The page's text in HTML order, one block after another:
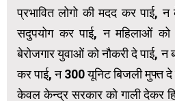
प्रभावित लोगो की मदद कर पाई, न
सदुपयोग कर पाई, न महिलाओं
बेरोजगार युवाओं को नौकरी दे पाई,
कर पाई, न 300 यूनिट बिजली मुफ्त दे
केवल केन्द्र सरकार को गाली देकर